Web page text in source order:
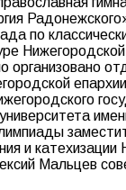
по
организовано
университета
и катехизации
Мальцев